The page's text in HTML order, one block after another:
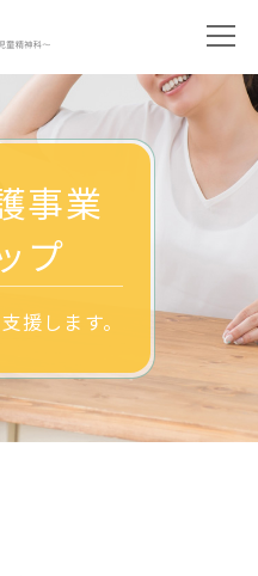
事業
プ
援します。